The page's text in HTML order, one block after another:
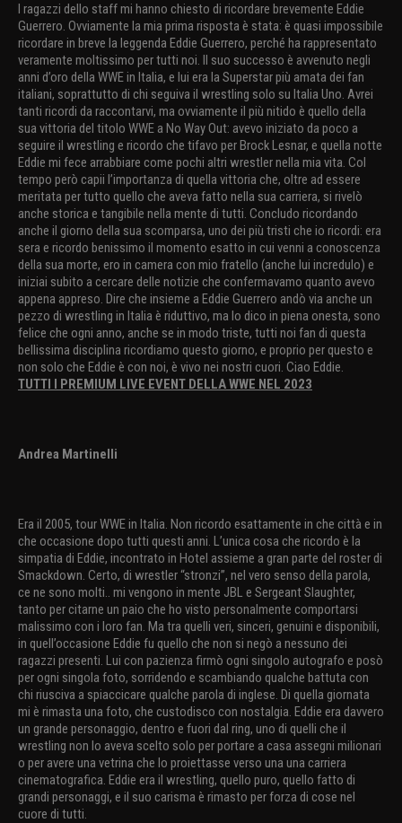
I ragazzi dello staff mi hanno chiesto di ricordare brevemente Eddie
Guerrero. Ovviamente la mia prima risposta è stata: è quasi impossibile
ricordare in breve la leggenda Eddie Guerrero, perché ha rappresentato
veramente moltissimo per tutti noi. Il suo successo è avvenuto negli
anni d’oro della WWE in Italia, e lui era la Superstar più amata dei fan
italiani, soprattutto di chi seguiva il wrestling solo su Italia Uno. Avrei
tanti ricordi da raccontarvi, ma ovviamente il più nitido è quello della
sua vittoria del titolo WWE a No Way Out: avevo iniziato da poco a
seguire il wrestling e ricordo che tifavo per Brock Lesnar, e quella notte
Eddie mi fece arrabbiare come pochi altri wrestler nella mia vita. Col
tempo però capii l’importanza di quella vittoria che, oltre ad essere
meritata per tutto quello che aveva fatto nella sua carriera, si rivelò
anche storica e tangibile nella mente di tutti. Concludo ricordando
anche il giorno della sua scomparsa, uno dei più tristi che io ricordi: era
sera e ricordo benissimo il momento esatto in cui venni a conoscenza
della sua morte, ero in camera con mio fratello (anche lui incredulo) e
iniziai subito a cercare delle notizie che confermavamo quanto avevo
appena appreso. Dire che insieme a Eddie Guerrero andò via anche un
pezzo di wrestling in Italia è riduttivo, ma lo dico in piena onesta, sono
felice che ogni anno, anche se in modo triste, tutti noi fan di questa
bellissima disciplina ricordiamo questo giorno, e proprio per questo e
non solo che Eddie è con noi, è vivo nei nostri cuori. Ciao Eddie.
TUTTI I PREMIUM LIVE EVENT DELLA WWE NEL 2023
Andrea Martinelli
Era il 2005, tour WWE in Italia. Non ricordo esattamente in che città e in
che occasione dopo tutti questi anni. L’unica cosa che ricordo è la
simpatia di Eddie, incontrato in Hotel assieme a gran parte del roster di
Smackdown. Certo, di wrestler “stronzi”, nel vero senso della parola,
ce ne sono molti.. mi vengono in mente JBL e Sergeant Slaughter,
tanto per citarne un paio che ho visto personalmente comportarsi
malissimo con i loro fan. Ma tra quelli veri, sinceri, genuini e disponibili,
in quell’occasione Eddie fu quello che non si negò a nessuno dei
ragazzi presenti. Lui con pazienza firmò ogni singolo autografo e posò
per ogni singola foto, sorridendo e scambiando qualche battuta con
chi riusciva a spiaccicare qualche parola di inglese. Di quella giornata
mi è rimasta una foto, che custodisco con nostalgia. Eddie era davvero
un grande personaggio, dentro e fuori dal ring, uno di quelli che il
wrestling non lo aveva scelto solo per portare a casa assegni milionari
o per avere una vetrina che lo proiettasse verso una una carriera
cinematografica. Eddie era il wrestling, quello puro, quello fatto di
grandi personaggi, e il suo carisma è rimasto per forza di cose nel
cuore di tutti.